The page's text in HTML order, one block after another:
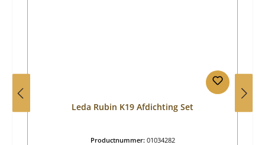
Leda Rubin K19 Afdichting Set
Productnummer: 01034282